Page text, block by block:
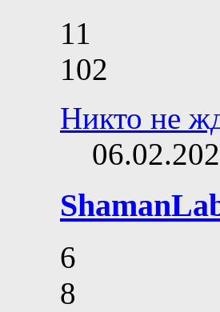
11
102
Никто не
6
8